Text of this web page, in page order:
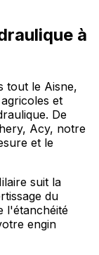
à
tout le Aisne,
et
De
Acy, notre
et le
suit la
du
l'étanchéité
engin